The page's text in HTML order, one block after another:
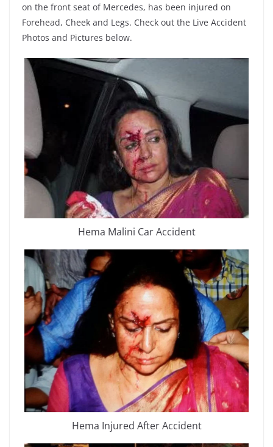
on the front seat of Mercedes, has been injured on
Forehead, Cheek and Legs. Check out the Live Accident
Photos and Pictures below.
Hema Malini Car Accident
Hema Injured After Accident